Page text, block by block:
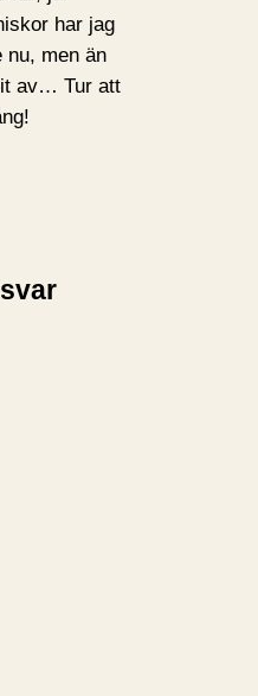
har jag
nu, men än
av… Tur att